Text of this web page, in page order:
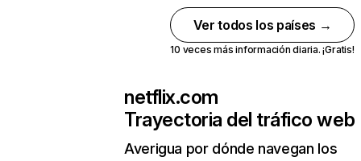
Ver todos los países →
10 veces más información diaria. ¡Gratis!
netflix.com
Trayectoria del tráfico web
Averigua por dónde navegan los